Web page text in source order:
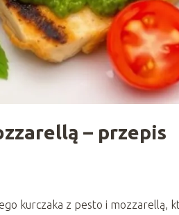
– przepis
kurczaka z pesto i mozzarellą,